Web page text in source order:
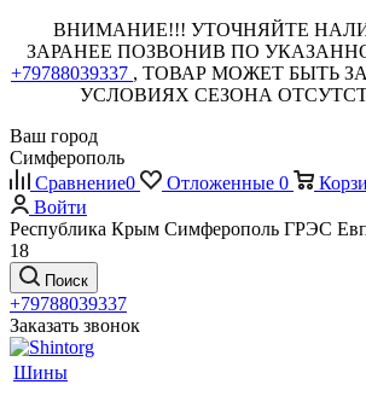
ВНИМАНИЕ!!! УТОЧНЯЙТЕ
ЗАРАНЕЕ ПОЗВОНИВ ПО
+79788039337 , ТОВАР МОЖЕТ БЫТЬ
УСЛОВИЯХ СЕЗОНА
Ваш город
Симферополь
Сравнение0 Отложенные 0
Войти
Республика Крым Симферополь ГРЭС
18
Поиск
+79788039337
Заказать звонок
Шины